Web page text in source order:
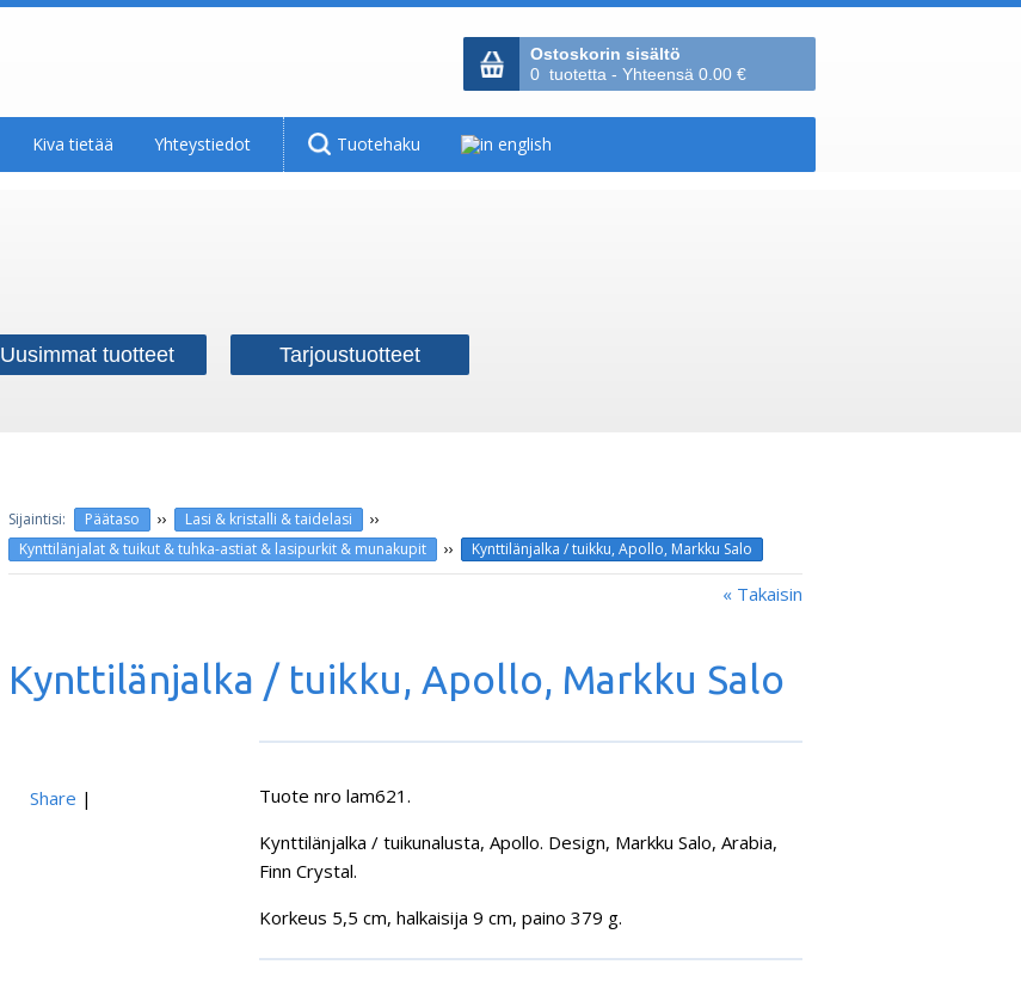
Ostoskorin sisältö
0 tuotetta - Yhteensä 0.00 €
Kiva tietää Yhteystiedot Tuotehaku
Uusimmat tuotteet Tarjoustuotteet
Päätaso ›› Lasi & kristalli & taidelasi ››
Kynttilänjalat & tuikut & tuhka-astiat & lasipurkit & munakupit ›› Kynttilänjalka / tuikku, Apollo, Markku Salo
« Takaisin
Kynttilänjalka / tuikku, Apollo, Markku Salo
Share |
Tuote nro lam621.
Kynttilänjalka / tuikunalusta, Apollo. Design, Markku Salo, Arabia,
Finn Crystal.
Korkeus 5,5 cm, halkaisija 9 cm, paino 379 g.